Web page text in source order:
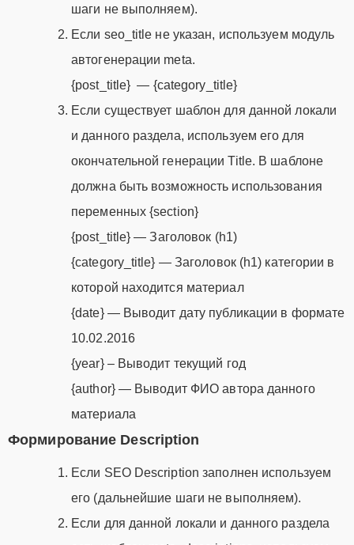
шаги не выполняем).
Если seo_title не указан, используем модуль
автогенерации meta.
{post_title} — {category_title}
Если существует шаблон для данной локали
и данного раздела, используем его для
окончательной генерации Title. В шаблоне
должна быть возможность использования
переменных {section}
{post_title} — Заголовок (h1)
{category_title} — Заголовок (h1) категории в
которой находится материал
{date} — Выводит дату публикации в формате
10.02.2016
{year} – Выводит текущий год
{author} — Выводит ФИО автора данного
материала
Формирование Description
Если SEO Description заполнен используем
его (дальнейшие шаги не выполняем).
Если для данной локали и данного раздела